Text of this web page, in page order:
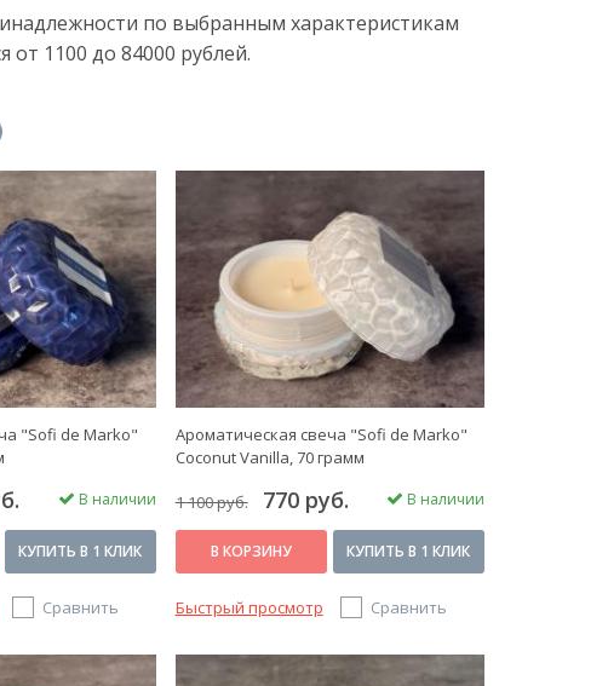
по выбранным характеристикам
1100 до 84000 рублей.
"Sofi de Marko"
В наличии
КУПИТЬ В 1 КЛИК
Сравнить
Ароматическая свеча "Sofi de Marko"
Coconut Vanilla, 70 грамм
1 100 руб. 770 руб. В наличии
В КОРЗИНУ КУПИТЬ В 1 КЛИК
Быстрый просмотр Сравнить